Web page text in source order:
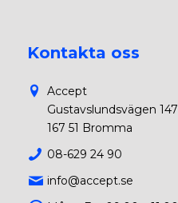
Kontakta oss
Accept
Gustavslundsvägen 147
167 51 Bromma
08-629 24 90
info@accept.se